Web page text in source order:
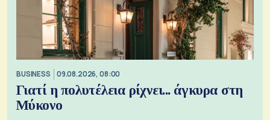
BUSINESS 09.08.2026, 08:00
Γιατί η πολυτέλεια ρίχνει... άγκυρα στη
Μύκονο